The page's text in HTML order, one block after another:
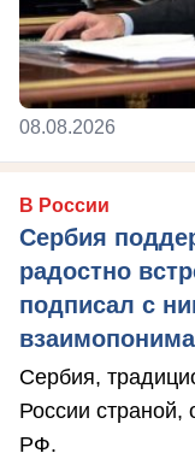
08.08.2026
В России
Сербия
радостно
подписал с
Сербия,
России страной,
РФ.